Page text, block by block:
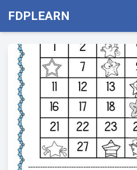
FDPLEARN